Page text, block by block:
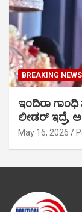
BREAKING NEWS
ಇಂದಿರಾ
ಲೀಡರ್ ಇದ್ರೆ,
May 16, 2026